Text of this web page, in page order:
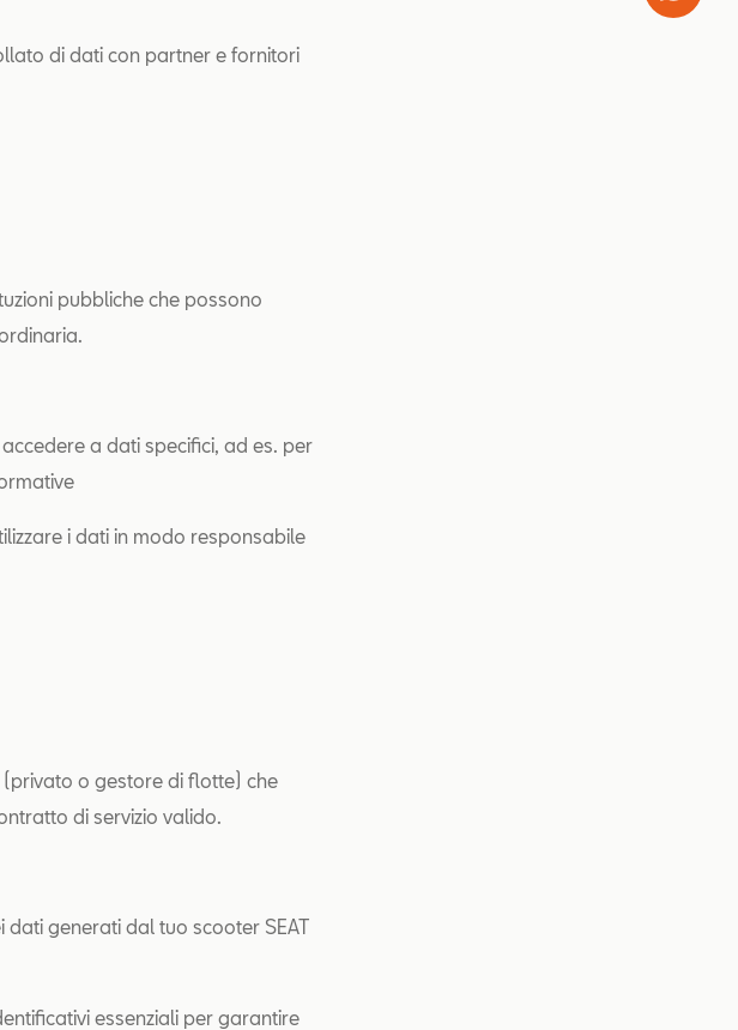
di dati con partner e fornitori
pubbliche che possono
a dati specifici, ad es. per
i dati in modo responsabile
(privato o gestore di flotte) che
di servizio valido.
dati generati dal tuo scooter SEAT
essenziali per garantire